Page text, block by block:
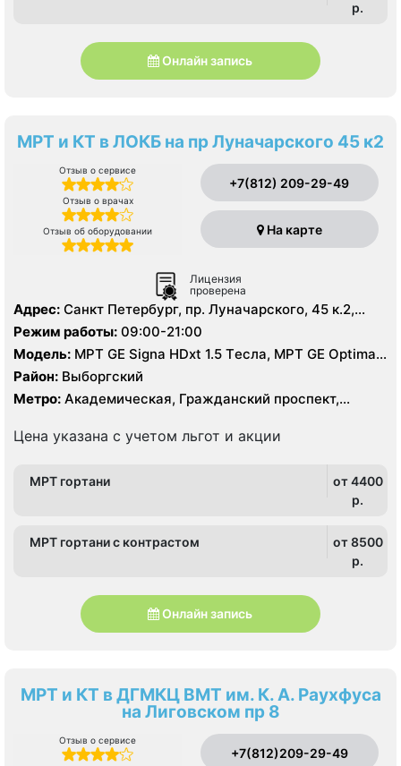
p.
Онлайн запись
МРТ и КТ в ЛОКБ на пр Луначарского 45 к2
Отзыв о сервисе
Отзыв о врачах
Отзыв об оборудовании
+7(812) 209-29-49
На карте
Лицензия
проверена
Адрес: Санкт Петербург, пр. Луначарского, 45 к.2,
литер А
Режим работы: 09:00-21:00
Модель: МРТ GE Signa HDxt 1.5 Tесла, МРТ GE Optima
MR 360 1.5 Tесла, KT GE Optim 64 среза, УЗИ, Рентген
Район: Выборгский
Метро: Академическая, Гражданский проспект,
Цена указана с учетом льгот и акции
МРТ гортани
от 4400
p.
МРТ гортани с контрастом
от 8500
p.
Онлайн запись
МРТ и КТ в ДГМКЦ ВМТ им. К. А. Раухфуса
на Лиговском пр 8
Отзыв о сервисе
+7(812)209-29-49